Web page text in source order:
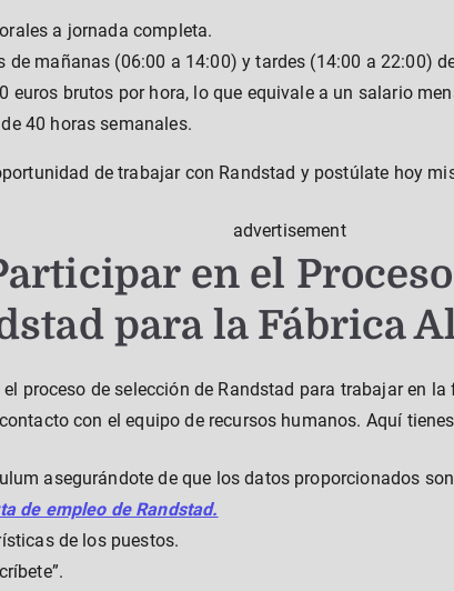
a jornada completa.
de mañanas (06:00 a 14:00) y tardes (14:00 a 22:00)
euros brutos por hora, lo que equivale a un salario
40 horas semanales.
de trabajar con Randstad y postúlate hoy
advertisement
en el
para la Fábrica
proceso de selección de Randstad para trabajar en
con el equipo de recursos humanos. Aquí
asegurándote de que los datos proporcionados
de empleo de Randstad.
de los puestos.